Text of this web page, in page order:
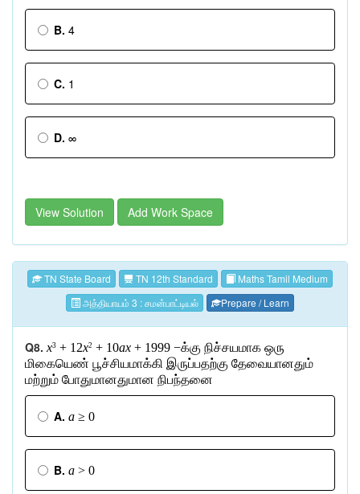
B. 4
C. 1
D. ∞
View Solution Add Work Space
TN State Board TN 12th Standard
Maths Tamil Medium
அத்தியாயம் 3 : சமன்பாட்டியல்
Prepare / Learn
Q8. x3 + 12x2 + 10ax + 1999 −க்கு நிச்சயமாக ஒரு
மிகையெண் பூச்சியமாக்கி இருப்பதற்கு தேவையானதும்
மற்றும் போதுமானதுமான நிபந்தனை
A. a ≥ 0
B. a > 0